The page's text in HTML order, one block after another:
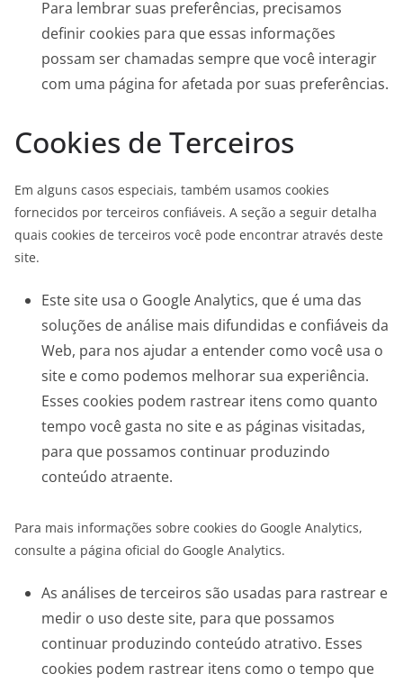
Para lembrar suas preferências, precisamos
definir cookies para que essas informações
possam ser chamadas sempre que você interagir
com uma página for afetada por suas preferências.
Cookies de Terceiros
Em alguns casos especiais, também usamos cookies
fornecidos por terceiros confiáveis. A seção a seguir detalha
quais cookies de terceiros você pode encontrar através deste
site.
Este site usa o Google Analytics, que é uma das
soluções de análise mais difundidas e confiáveis ​​da
Web, para nos ajudar a entender como você usa o
site e como podemos melhorar sua experiência.
Esses cookies podem rastrear itens como quanto
tempo você gasta no site e as páginas visitadas,
para que possamos continuar produzindo
conteúdo atraente.
Para mais informações sobre cookies do Google Analytics,
consulte a página oficial do Google Analytics.
As análises de terceiros são usadas para rastrear e
medir o uso deste site, para que possamos
continuar produzindo conteúdo atrativo. Esses
cookies podem rastrear itens como o tempo que